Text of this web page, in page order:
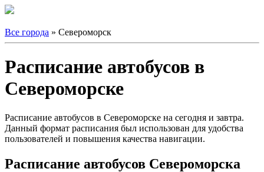
Все города » Североморск
Расписание автобусов в
Североморске
Расписание автобусов в Североморске на сегодня и завтра.
Данный формат расписания был использован для удобства
пользователей и повышения качества навигации.
Расписание автобусов Североморска